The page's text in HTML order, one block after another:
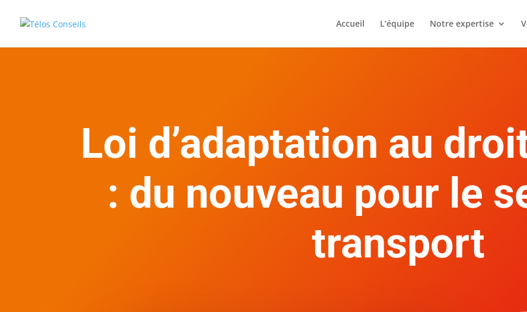
Accueil L’équipe Notre expertise
Loi d’adaptation au
: du nouveau pour le
transport